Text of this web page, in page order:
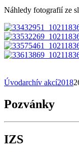
Náhledy fotografií ze
Úvodarchív akcí2018
Pozvánky
IZS